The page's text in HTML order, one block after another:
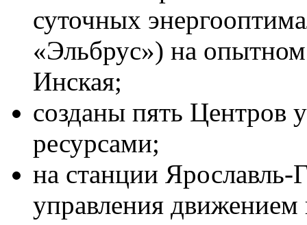
суточных
«Эльбрус») на
Инская;
созданы пять Центров
ресурсами;
на станции
управления движением